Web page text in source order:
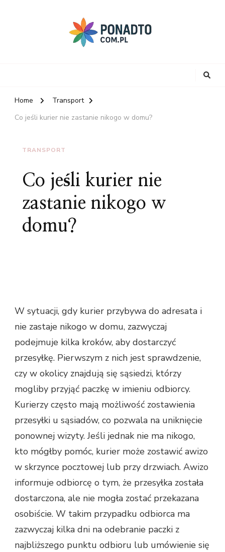
Home
Transport
Co jeśli kurier nie zastanie nikogo w domu?
TRANSPORT
Co jeśli kurier nie
zastanie nikogo w
domu?
W sytuacji, gdy kurier przybywa do adresata i
nie zastaje nikogo w domu, zazwyczaj
podejmuje kilka kroków, aby dostarczyć
przesyłkę. Pierwszym z nich jest sprawdzenie,
czy w okolicy znajdują się sąsiedzi, którzy
mogliby przyjąć paczkę w imieniu odbiorcy.
Kurierzy często mają możliwość zostawienia
przesyłki u sąsiadów, co pozwala na uniknięcie
ponownej wizyty. Jeśli jednak nie ma nikogo,
kto mógłby pomóc, kurier może zostawić awizo
w skrzynce pocztowej lub przy drzwiach. Awizo
informuje odbiorcę o tym, że przesyłka została
dostarczona, ale nie mogła zostać przekazana
osobiście. W takim przypadku odbiorca ma
zazwyczaj kilka dni na odebranie paczki z
najbliższego punktu odbioru lub umówienie się